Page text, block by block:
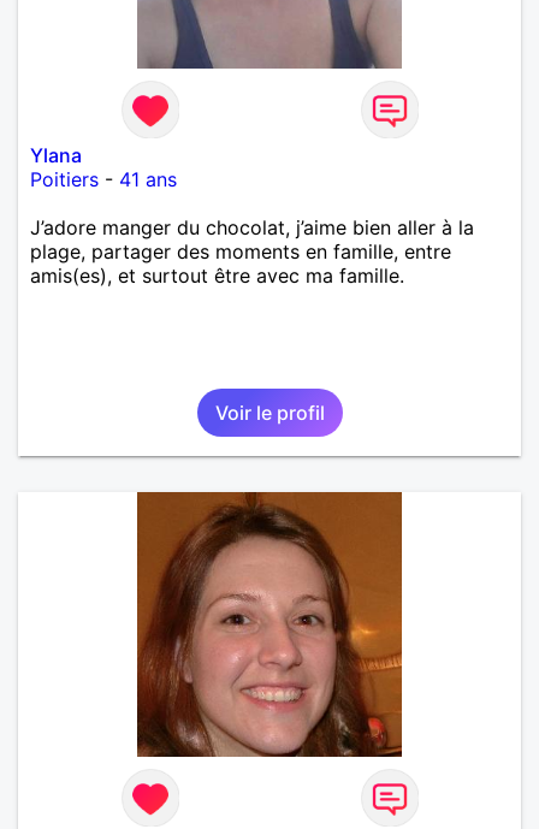
Ylana
Poitiers - 41 ans
J’adore manger du chocolat, j’aime bien aller à la
plage, partager des moments en famille, entre
amis(es), et surtout être avec ma famille.
Voir le profil